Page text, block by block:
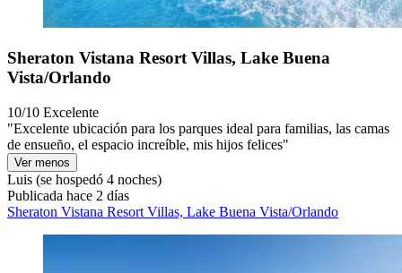
Sheraton Vistana Resort Villas, Lake Buena
Vista/Orlando
10/10 Excelente
"Excelente ubicación para los parques ideal para familias, las camas
de ensueño, el espacio increíble, mis hijos felices"
Ver menos
Luis (se hospedó 4 noches)
Publicada hace 2 días
Sheraton Vistana Resort Villas, Lake Buena Vista/Orlando